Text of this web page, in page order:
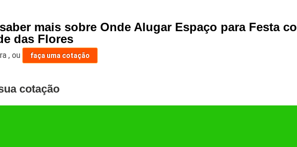
mais sobre Onde Alugar Espaço para Festa
das Flores
,ou faça uma cotação
cotação